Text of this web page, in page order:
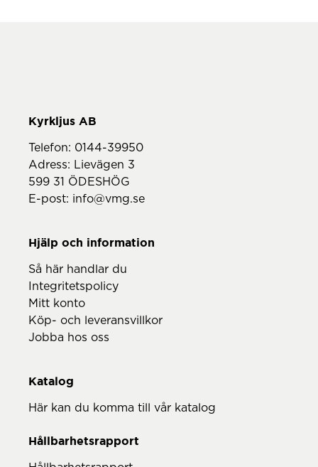
Telefon: 0144-39950
Adress: Lievägen 3
599 31 ÖDESHÖG
E-post: info@vmg.se
Hjälp och information
Så här handlar du
Integritetspolicy
Mitt konto
Köp- och leveransvillkor
Jobba hos oss
Katalog
Här kan du komma till vår katalog
Hållbarhetsrapport